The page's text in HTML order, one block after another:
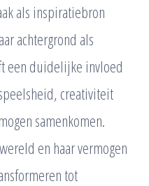
als inspiratiebron
achtergrond als
een duidelijke invloed
creativiteit
samenkomen.
en haar vermogen
tot